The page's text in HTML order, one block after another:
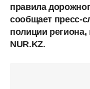
правила
сообщает пресс-
полиции региона,
NUR.KZ.